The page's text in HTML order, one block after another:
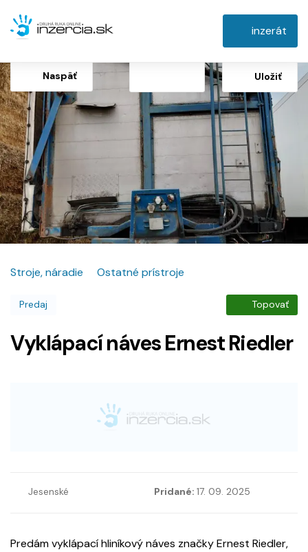
inzerát
Naspäť Uložiť
Stroje, náradie Ostatné prístroje
Predaj Topovať
Vyklápací náves Ernest Riedler
Jesenské Pridané: 17. 09. 2025
Predám vyklápací hliníkový náves značky Ernest Riedler,